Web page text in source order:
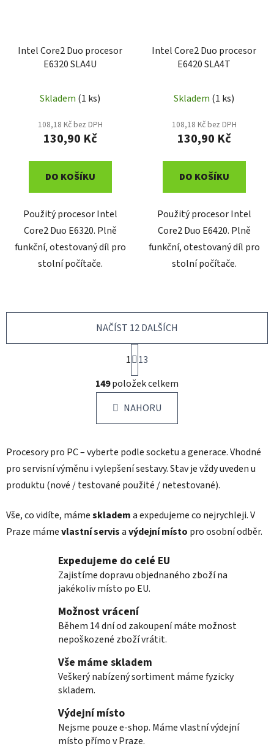
Intel Core2 Duo procesor
E6320 SLA4U
Skladem (1 ks)
108,18 Kč bez DPH
130,90 Kč
DO KOŠÍKU
Použitý procesor Intel
Core2 Duo E6320. Plně
funkční, otestovaný díl pro
stolní počítače.
Intel Core2 Duo procesor
E6420 SLA4T
Skladem (1 ks)
108,18 Kč bez DPH
130,90 Kč
DO KOŠÍKU
Použitý procesor Intel
Core2 Duo E6420. Plně
funkční, otestovaný díl pro
stolní počítače.
O
v
l
á
d
c
í
p
k
y
ý
p
i
s
u
NAČÍST 12 DALŠÍCH
S
t
r
á
n
k
n
í
1
13
149položek celkem
NAHORU
Procesory pro PC – vyberte podle socketu a generace. Vhodné
pro servisní výměnu i vylepšení sestavy. Stav je vždy uveden u
produktu (nové / testované použité / netestované).
Vše, co vidíte, mámeskladema expedujeme co nejrychleji. V
Praze mámevlastní servisavýdejní místo pro osobní odběr.
Expedujeme do celé EU
Zajistíme dopravu objednaného zboží na
jakékoliv místo po EU.
Možnost vrácení
Během 14 dní od zakoupení máte možnost
nepoškozené zboží vrátit.
Vše máme skladem
Veškerý nabízený sortiment máme fyzicky
skladem.
Výdejní místo
Nejsme pouze e-shop. Máme vlastní výdejní
místo přímo v Praze.